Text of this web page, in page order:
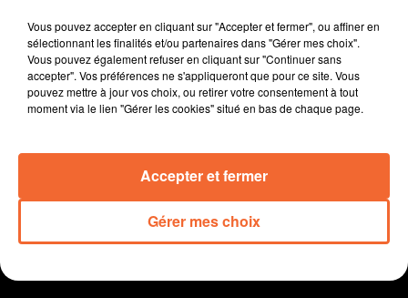
KEANE
Everybody´s
Changing
LAURIE DARMON
Je Veux
SEPTEMBRE
Si C'était À Refaire
Vous pouvez accepter en cliquant sur "Accepter et fermer", ou affiner en
sélectionnant les finalités et/ou partenaires dans "Gérer mes choix".
Vous pouvez également refuser en cliquant sur "Continuer sans
accepter". Vos préférences ne s'appliqueront que pour ce site. Vous
pouvez mettre à jour vos choix, ou retirer votre consentement à tout
moment via le lien "Gérer les cookies" situé en bas de chaque page.
Gérer mes choix
Accepter et fermer